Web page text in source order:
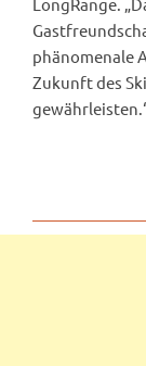
phänomenale
Zukunft des